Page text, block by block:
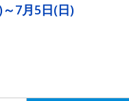
7月5日(日)